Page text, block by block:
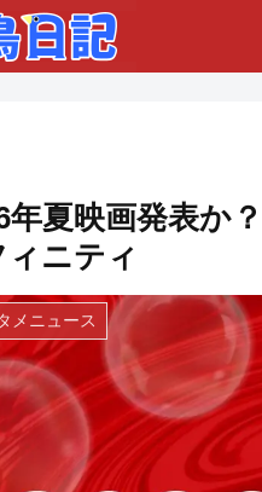
年夏映画発表か
ィニティ
メニュース